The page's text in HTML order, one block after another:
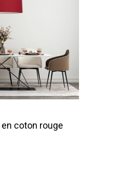
coton rouge